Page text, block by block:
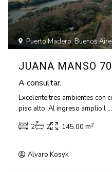
Puerto Madero,Buenos
JUANA MANSO
A consultar.
Excelente tres ambientes con
piso alto. Al ingreso amplio l...
2
2 145.00 m2
Alvaro Kosyk